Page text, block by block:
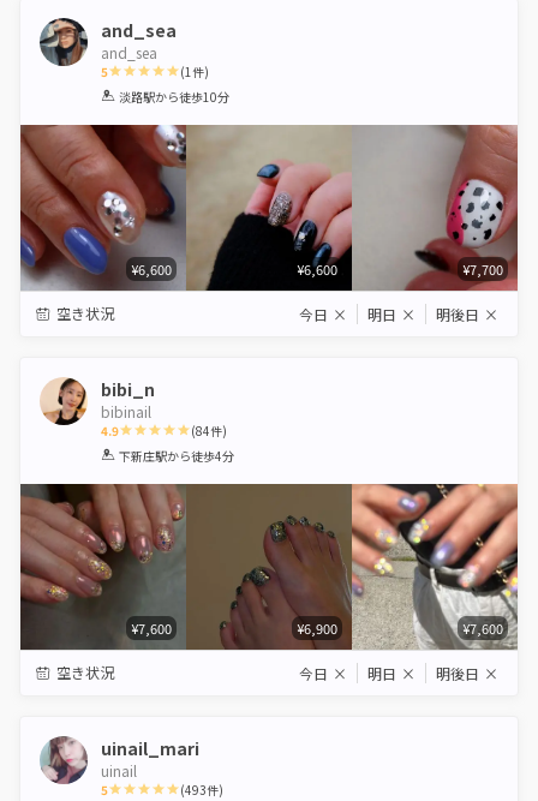
and_sea
and_sea
5
1 2 3 4 5
(1件)
淡路駅から徒歩10分
¥6,600 ¥6,600 ¥7,700
空き状況 今日 × 明日 × 明後日 ×
bibi_n
bibinail
4.9
1 2 3 4 5
(84件)
下新庄駅から徒歩4分
¥7,600 ¥6,900 ¥7,600
空き状況 今日 × 明日 × 明後日 ×
uinail_mari
uinail
5 (493件)